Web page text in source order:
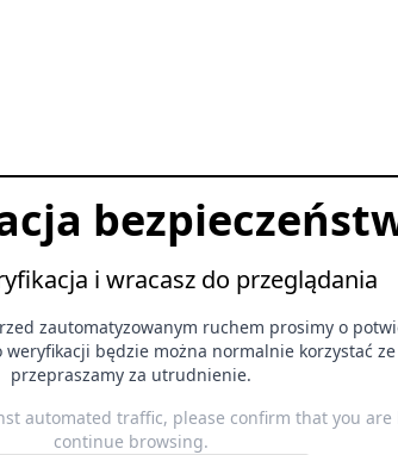
i wracasz do przeglądania
zautomatyzowanym ruchem prosimy o
weryfikacji będzie można normalnie korzystać
przepraszamy za utrudnienie.
automated traffic, please confirm that you
continue browsing.